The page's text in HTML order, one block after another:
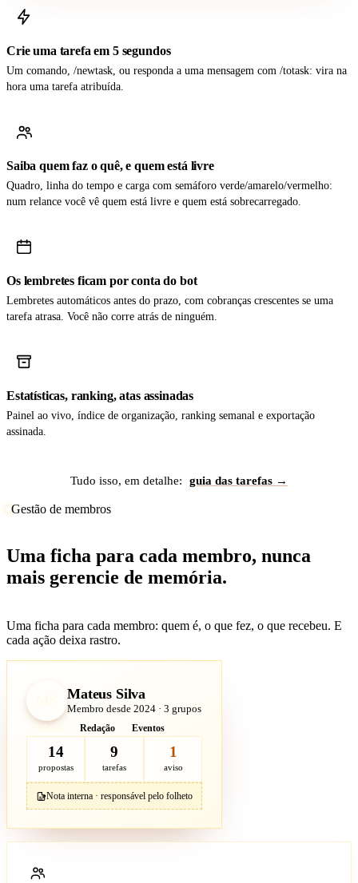
Crie uma tarefa em 5 segundos
Um comando, /newtask, ou responda a uma mensagem com /totask: vira na
hora uma tarefa atribuída.
Saiba quem faz o quê, e quem está livre
Quadro, linha do tempo e carga com semáforo verde/amarelo/vermelho:
num relance você vê quem está livre e quem está sobrecarregado.
Os lembretes ficam por conta do bot
Lembretes automáticos antes do prazo, com cobranças crescentes se uma
tarefa atrasa. Você não corre atrás de ninguém.
Estatísticas, ranking, atas assinadas
Painel ao vivo, índice de organização, ranking semanal e exportação
assinada.
Tudo isso, em detalhe: guia das tarefas →
Gestão de membros
Uma ficha para cada membro, nunca
mais gerencie de memória.
Uma ficha para cada membro: quem é, o que fez, o que recebeu. E
cada ação deixa rastro.
Mateus Silva
Membro desde 2024 · 3 grupos
Redação Eventos
14
propostas
9
tarefas
1
aviso
Nota interna · responsável pelo folheto